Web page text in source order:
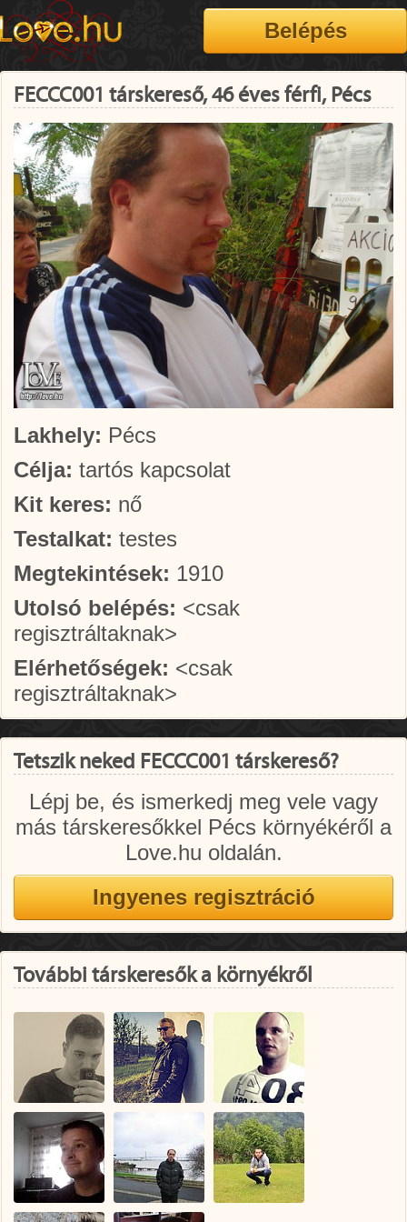
FECCC001 társkereső, 46 éves férfi, Pécs
Lakhely: Pécs
Célja: tartós kapcsolat
Kit keres: nő
Testalkat: testes
Megtekintések: 1910
Utolsó belépés: <csak
regisztráltaknak>
Elérhetőségek: <csak
regisztráltaknak>
Tetszik neked FECCC001 társkereső?
Lépj be, és ismerkedj meg vele vagy
más társkeresőkkel Pécs környékéről a
Love.hu oldalán.
További társkeresők a környékről